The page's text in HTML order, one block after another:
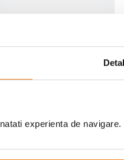
experienta de
Instax Mini Link 3
Imprimanta pentru Telefon